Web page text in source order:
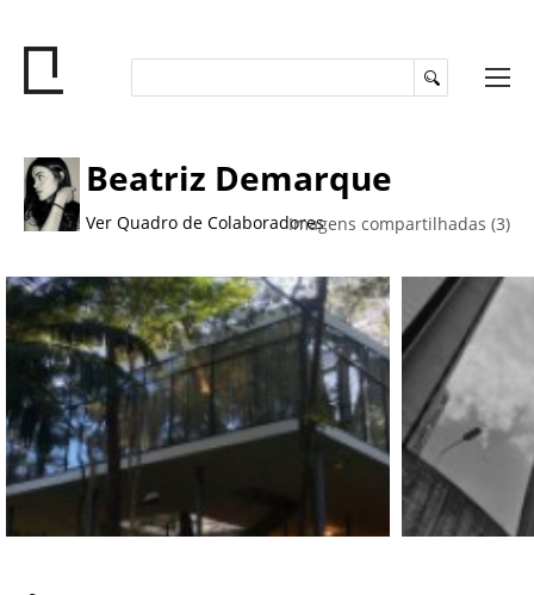
Beatriz Demarque
Ver Quadro de ColaboradoresImagens compartilhadas (3)